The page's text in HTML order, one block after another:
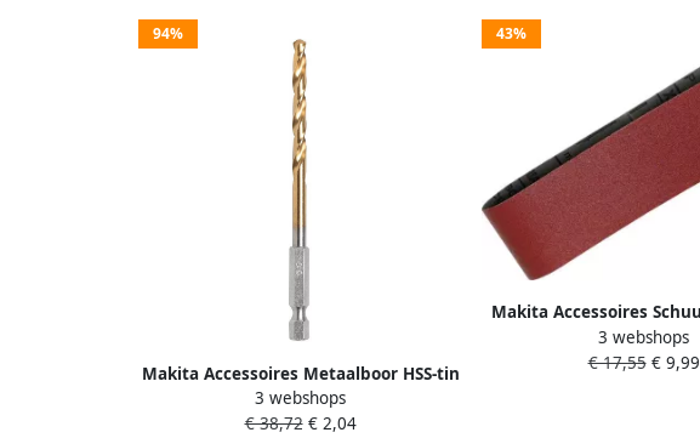
94%
Makita Accessoires Metaalboor HSS-tin
13 0x150mm D-15855
3 webshops
€ 38,72€ 2,04
43%
Makita Accessoires
76x610 Red P-
3 webshops
€ 17,55€ 9,99